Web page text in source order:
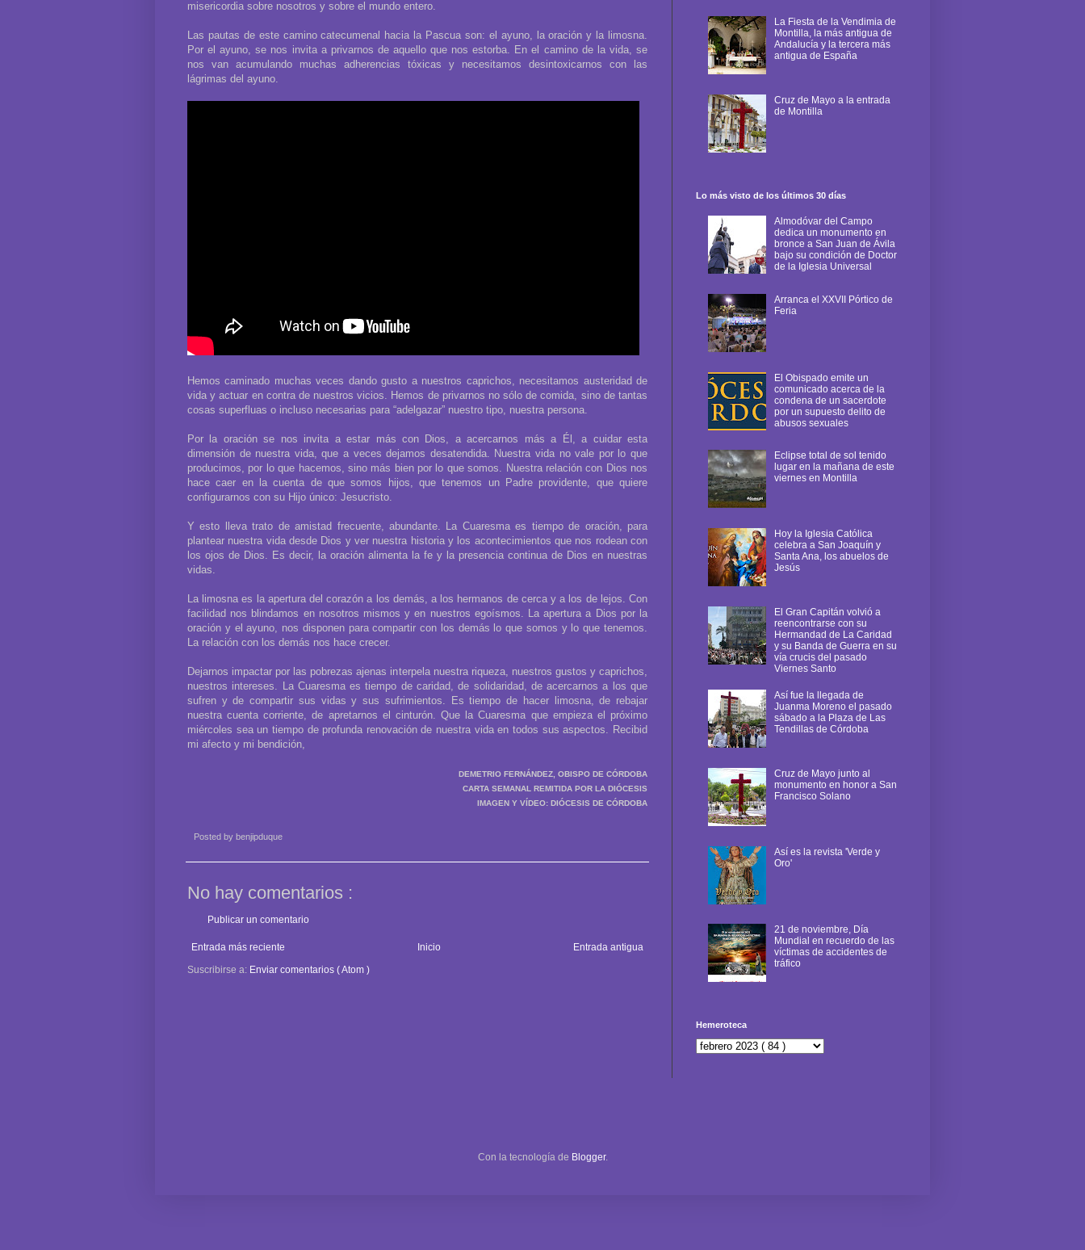
misericordia sobre nosotros y sobre el mundo entero.
Las pautas de este camino catecumenal hacia la Pascua son: el ayuno, la oración y la limosna.
Por el ayuno, se nos invita a privarnos de aquello que nos estorba. En el camino de la vida, se
nos van acumulando muchas adherencias tóxicas y necesitamos desintoxicarnos con las
lágrimas del ayuno.
Hemos caminado muchas veces dando gusto a nuestros caprichos, necesitamos austeridad de
vida y actuar en contra de nuestros vicios. Hemos de privarnos no sólo de comida, sino de tantas
cosas superfluas o incluso necesarias para “adelgazar” nuestro tipo, nuestra persona.
Por la oración se nos invita a estar más con Dios, a acercarnos más a Él, a cuidar esta
dimensión de nuestra vida, que a veces dejamos desatendida. Nuestra vida no vale por lo que
producimos, por lo que hacemos, sino más bien por lo que somos. Nuestra relación con Dios nos
hace caer en la cuenta de que somos hijos, que tenemos un Padre providente, que quiere
configurarnos con su Hijo único: Jesucristo.
Y esto lleva trato de amistad frecuente, abundante. La Cuaresma es tiempo de oración, para
plantear nuestra vida desde Dios y ver nuestra historia y los acontecimientos que nos rodean con
los ojos de Dios. Es decir, la oración alimenta la fe y la presencia continua de Dios en nuestras
vidas.
La limosna es la apertura del corazón a los demás, a los hermanos de cerca y a los de lejos. Con
facilidad nos blindamos en nosotros mismos y en nuestros egoísmos. La apertura a Dios por la
oración y el ayuno, nos disponen para compartir con los demás lo que somos y lo que tenemos.
La relación con los demás nos hace crecer.
Dejarnos impactar por las pobrezas ajenas interpela nuestra riqueza, nuestros gustos y caprichos,
nuestros intereses. La Cuaresma es tiempo de caridad, de solidaridad, de acercarnos a los que
sufren y de compartir sus vidas y sus sufrimientos. Es tiempo de hacer limosna, de rebajar
nuestra cuenta corriente, de apretarnos el cinturón. Que la Cuaresma que empieza el próximo
miércoles sea un tiempo de profunda renovación de nuestra vida en todos sus aspectos. Recibid
mi afecto y mi bendición,
DEMETRIO FERNÁNDEZ, OBISPO DE CÓRDOBA
CARTA SEMANAL REMITIDA POR LA DIÓCESIS
IMAGEN Y VÍDEO: DIÓCESIS DE CÓRDOBA
Posted by benjipduque
No hay comentarios :
Publicar un comentario
Entrada más reciente Entrada antigua
Inicio
Suscribirse a: Enviar comentarios ( Atom )
La Fiesta de la Vendimia de
Montilla, la más antigua de
Andalucía y la tercera más
antigua de España
Cruz de Mayo a la entrada
de Montilla
Lo más visto de los últimos 30 días
Almodóvar del Campo
dedica un monumento en
bronce a San Juan de Ávila
bajo su condición de Doctor
de la Iglesia Universal
Arranca el XXVII Pórtico de
Feria
El Obispado emite un
comunicado acerca de la
condena de un sacerdote
por un supuesto delito de
abusos sexuales
Eclipse total de sol tenido
lugar en la mañana de este
viernes en Montilla
Hoy la Iglesia Católica
celebra a San Joaquín y
Santa Ana, los abuelos de
Jesús
El Gran Capitán volvió a
reencontrarse con su
Hermandad de La Caridad
y su Banda de Guerra en su
vía crucis del pasado
Viernes Santo
Así fue la llegada de
Juanma Moreno el pasado
sábado a la Plaza de Las
Tendillas de Córdoba
Cruz de Mayo junto al
monumento en honor a San
Francisco Solano
Así es la revista 'Verde y
Oro'
21 de noviembre, Día
Mundial en recuerdo de las
víctimas de accidentes de
tráfico
Hemeroteca
Con la tecnología de Blogger.